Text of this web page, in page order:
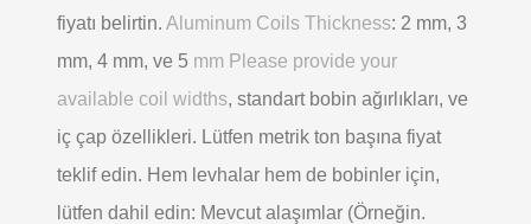
fiyatı belirtin. Aluminum Coils Thickness: 2 mm, 3
mm, 4 mm, ve 5 mm Please provide your
available coil widths, standart bobin ağırlıkları, ve
iç çap özellikleri. Lütfen metrik ton başına fiyat
teklif edin. Hem levhalar hem de bobinler için,
lütfen dahil edin: Mevcut alaşımlar (Örneğin.